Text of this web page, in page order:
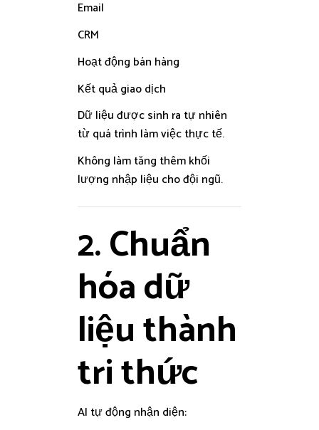
Email
CRM
Hoạt động bán hàng
Kết quả giao dịch
Dữ liệu được sinh ra tự nhiên
từ quá trình làm việc thực tế.
Không làm tăng thêm khối
lượng nhập liệu cho đội ngũ.
2. Chuẩn
hóa dữ
liệu thành
tri thức
AI tự động nhận diện: